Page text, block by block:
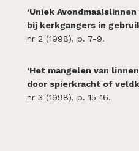
‘Uniek
bij kerkgangers in
nr 2 (1998), p. 7-9.
‘Het mangelen van
door spierkracht of
nr 3 (1998), p. 15-16.